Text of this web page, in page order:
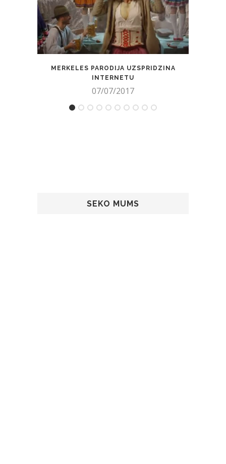
MERKELES PARODIJA UZSPRIDZINA
INTERNETU
07/07/2017
SEKO MUMS